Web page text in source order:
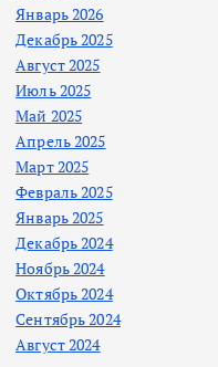
Январь 2026
Декабрь 2025
Август 2025
Июль 2025
Май 2025
Апрель 2025
Март 2025
Февраль 2025
Январь 2025
Декабрь 2024
Ноябрь 2024
Октябрь 2024
Сентябрь 2024
Август 2024